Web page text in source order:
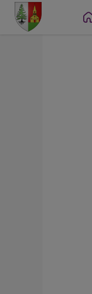
Contenu